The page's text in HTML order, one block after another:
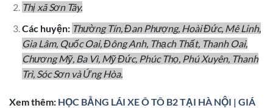
Thị xã Sơn Tây.
Các huyện: Thường Tín, Đan Phượng, Hoài Đức, Mê Linh,
Gia Lâm, Quốc Oai, Đông Anh, Thạch Thất, Thanh Oai,
Chương Mỹ, Ba Vì, Mỹ Đức, Phúc Thọ, Phú Xuyên, Thanh
Trì, Sóc Sơn và Ứng Hòa.
Xem thêm: HỌC BẰNG LÁI XE Ô TÔ B2 TẠI HÀ NỘI | GIÁ